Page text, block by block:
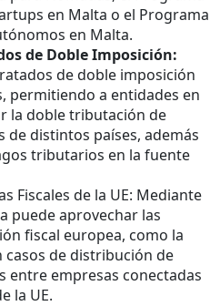
en Malta o el Programa
en Malta.
de Doble Imposición:
de doble imposición
permitiendo a entidades en
la doble tributación de
de distintos países, además
tributarios en la fuente
Fiscales de la UE: Mediante
puede aprovechar las
fiscal europea, como la
de distribución de
entre empresas conectadas
la UE.